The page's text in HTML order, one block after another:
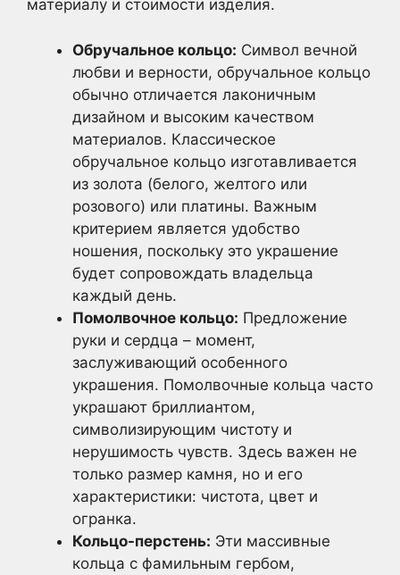
материалу и стоимости изделия.
Обручальное кольцо: Символ вечной
любви и верности, обручальное кольцо
обычно отличается лаконичным
дизайном и высоким качеством
материалов. Классическое
обручальное кольцо изготавливается
из золота (белого, желтого или
розового) или платины. Важным
критерием является удобство
ношения, поскольку это украшение
будет сопровождать владельца
каждый день.
Помолвочное кольцо: Предложение
руки и сердца – момент,
заслуживающий особенного
украшения. Помолвочные кольца часто
украшают бриллиантом,
символизирующим чистоту и
нерушимость чувств. Здесь важен не
только размер камня, но и его
характеристики: чистота, цвет и
огранка.
Кольцо-перстень: Эти массивные
кольца с фамильным гербом,